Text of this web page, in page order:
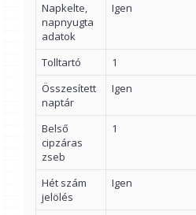
Napkelte,
napnyugta
adatok
Igen
Tolltartó
1
Összesített
naptár
Igen
Belső
cipzáras
zseb
1
Hét szám
jelölés
Igen